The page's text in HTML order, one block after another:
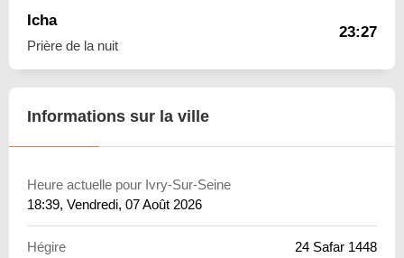
Icha
Prière de la nuit
23:27
Informations sur la ville
Heure actuelle pour Ivry-Sur-Seine
18:39, Vendredi, 07 Août 2026
Hégire 24 Safar 1448